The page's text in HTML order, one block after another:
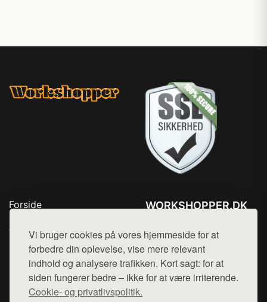
Vi bruger cookies på vores hjemmeside for at
forbedre din oplevelse, vise mere relevant
indhold og analysere trafikken. Kort sagt: for at
siden fungerer bedre – ikke for at være irriterende.
Cookie- og privatlivspolitik.
Forside
Top Rabatter
Kontakt
WORKSHOPPER.DK
Mail: hej@want.dk
Cookie- og privatlivspolitik